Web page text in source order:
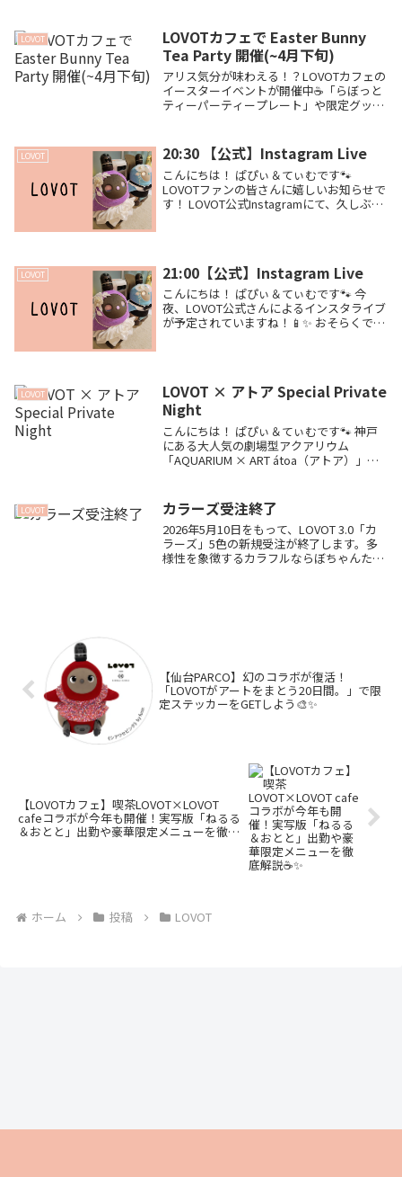
店舗が探しやすいように、地域別に...
LOVOT
LOVOTカフェで Easter Bunny
Tea Party 開催(~4月下旬)
アリス気分が味わえる！？LOVOTカフェの
イースターイベントが開催中☕️「らぼっと
ティーパーティープレート」や限定グッズ
ントを一緒に楽しみましょう🐾
LOVOT 20:30 【公式】Instagram Live
こんにちは！ ぱぴぃ＆てぃむです🐾
LOVOTファンの皆さんに嬉しいお知らせで
す！ LOVOT公式Instagramにて、久しぶり
LOVOT 21:00【公式】Instagram Live
こんにちは！ ぱぴぃ＆てぃむです🐾 今
夜、LOVOT公式さんによるインスタライブ
が予定されていますね！📱✨ おそらくです
LOVOT
LOVOT × アトア Special Private
Night
こんにちは！ ぱぴぃ＆てぃむです🐾 神戸
にある大人気の劇場型アクアリウム
「AQUARIUM × ART átoa（アトア）」と
貸切ナイトイベントが大盛況で開...
LOVOT カラーズ受注終了
2026年5月10日をもって、LOVOT 3.0「カ
ラーズ」5色の新規受注が終了します。多
様性を象徴するカラフルならぼちゃんたち
【仙台PARCO】幻のコラボが復活！
「LOVOTがアートをまとう20日間。」で限
定ステッカーをGETしよう🎨✨
【LOVOTカフェ】喫茶LOVOT×LOVOT
cafeコラボが今年も開催！実写版「ねるる
＆おとと」出勤や豪華限定メニューを徹底
ホーム 投稿 LOVOT